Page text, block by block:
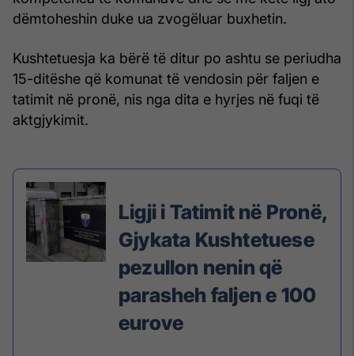
dëmtoheshin duke ua zvogëluar buxhetin.
Kushtetuesja ka bërë të ditur po ashtu se periudha
15-ditëshe që komunat të vendosin për faljen e
tatimit në pronë, nis nga dita e hyrjes në fuqi të
aktgjykimit.
Ligji i Tatimit në Pronë,
Gjykata Kushtetuese
pezullon nenin që
parasheh faljen e 100
eurove